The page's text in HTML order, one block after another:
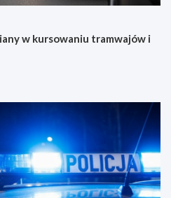
w kursowaniu tramwajów i